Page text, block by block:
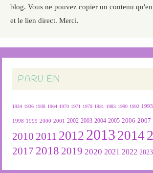
blog. Vous ne pouvez copier un contenu
et le lien direct. Merci.
PARU EN
1934 1936 1938 1964 1970 1971 1979 1981 1983 1990 1992 1993
1998 1999 2000 2001 2002 2003 2004 2005 2006 2007
2010 2011 2012 2013 2014
2017 2018 2019 2020 2021 2022 2023